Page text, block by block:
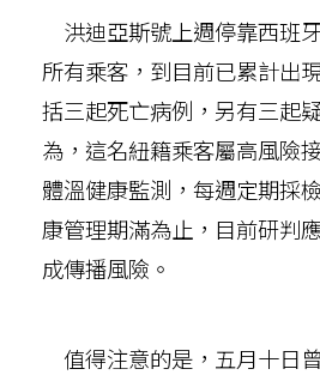
洪迪亞斯號上週停靠西班
所有乘客，到目前已累計出
括三起死亡病例，另有三起
為，這名紐籍乘客屬高風險
體溫健康監測，每週定期採
康管理期滿為止，目前研判
成傳播風險。
值得注意的是，五月十日